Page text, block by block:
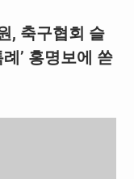
, 축구협회 슬
’ 홍명보에 쏟